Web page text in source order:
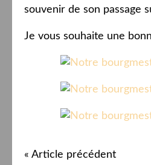
souvenir de son passage
Je vous souhaite une
« Article précédent